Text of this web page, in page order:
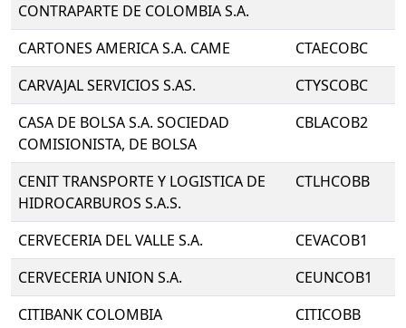
CONTRAPARTE DE COLOMBIA S.A.
CARTONES AMERICA S.A. CAME
CTAECOBC
CARVAJAL SERVICIOS S.AS.
CTYSCOBC
CASA DE BOLSA S.A. SOCIEDAD
COMISIONISTA, DE BOLSA
CBLACOB2
CENIT TRANSPORTE Y LOGISTICA DE
HIDROCARBUROS S.A.S.
CTLHCOBB
CERVECERIA DEL VALLE S.A.
CEVACOB1
CERVECERIA UNION S.A.
CEUNCOB1
CITIBANK COLOMBIA
CITICOBB